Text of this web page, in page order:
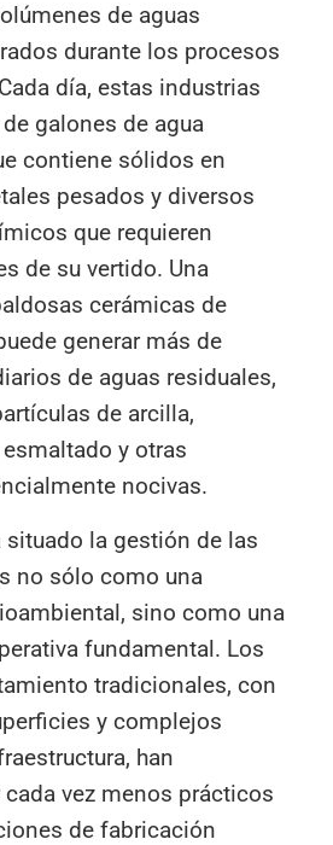
de aguas
durante los procesos
día, estas industrias
galones de agua
contiene sólidos en
pesados y diversos
que requieren
de su vertido. Una
cerámicas de
generar más de
de aguas residuales,
de arcilla,
y otras
nocivas.
situado la gestión de las
no sólo como una
sino como una
fundamental. Los
tradicionales, con
y complejos
han
vez menos prácticos
de fabricación